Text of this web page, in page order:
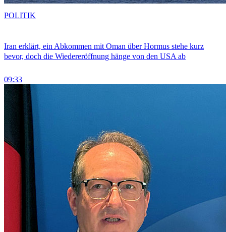
Iran erklärt, ein Abkommen mit Oman über Hormus stehe kurz
bevor, doch die Wiedereröffnung hänge von den USA ab
09:33
POLITIK